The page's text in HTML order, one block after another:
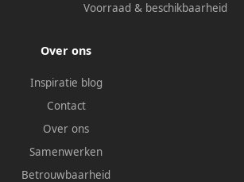
Voorraad & beschikbaarheid
Over ons
Inspiratie blog
Contact
Over ons
Samenwerken
Betrouwbaarheid